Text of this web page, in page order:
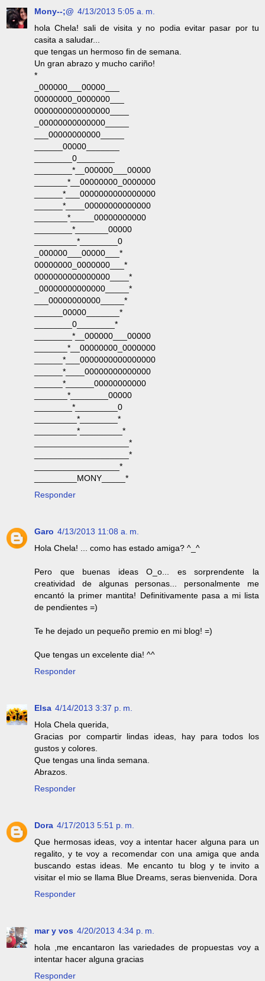
Mony--;@ 4/13/2013 5:05 a. m.
hola Chela! sali de visita y no podia evitar pasar por tu
casita a saludar...
que tengas un hermoso fin de semana.
Un gran abrazo y mucho cariño!
*
_000000___00000___
00000000_0000000___
0000000000000000____
_00000000000000_____
___00000000000_____
______00000_______
________0________
________*__000000___00000
_______*__00000000_0000000
______*___0000000000000000
______*____00000000000000
_______*_____00000000000
________*_______00000
_________*________0
_000000___00000___*
00000000_0000000___*
0000000000000000____*
_00000000000000_____*
___00000000000_____*
______00000_______*
________0________*
________*__000000___00000
_______*__00000000_0000000
______*___0000000000000000
______*____00000000000000
______*______00000000000
_______*________00000
________*_________0
_________*________*
_________*_________*
____________________*
____________________*
__________________*
_________MONY_____*
Responder
Garo 4/13/2013 11:08 a. m.
Hola Chela! ... como has estado amiga? ^_^
Pero que buenas ideas O_o... es sorprendente la
creatividad de algunas personas... personalmente me
encantó la primer mantita! Definitivamente pasa a mi lista
de pendientes =)
Te he dejado un pequeño premio en mi blog! =)
Que tengas un excelente dia! ^^
Responder
Elsa 4/14/2013 3:37 p. m.
Hola Chela querida,
Gracias por compartir lindas ideas, hay para todos los
gustos y colores.
Que tengas una linda semana.
Abrazos.
Responder
Dora 4/17/2013 5:51 p. m.
Que hermosas ideas, voy a intentar hacer alguna para un
regalito, y te voy a recomendar con una amiga que anda
buscando estas ideas. Me encanto tu blog y te invito a
visitar el mio se llama Blue Dreams, seras bienvenida. Dora
Responder
mar y vos 4/20/2013 4:34 p. m.
hola ,me encantaron las variedades de propuestas voy a
intentar hacer alguna gracias
Responder